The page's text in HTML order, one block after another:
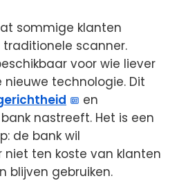
sommige klanten
scanner.
voor wie liever
technologie. Dit
en
nastreeft. Het is een
de bank wil
niet ten koste van klanten
blijven gebruiken.